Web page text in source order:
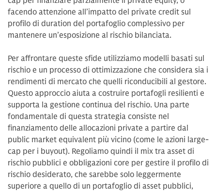
facendo attenzione all’impatto del private credit sul
profilo di duration del portafoglio complessivo per
mantenere un’esposizione al rischio bilanciata.
Per affrontare queste sfide utilizziamo modelli basati sul
rischio e un processo di ottimizzazione che considera sia i
rendimenti di mercato che quelli riconducibili al gestore.
Questo approccio aiuta a costruire portafogli resilienti e
supporta la gestione continua del rischio. Una parte
fondamentale di questa strategia consiste nel
finanziamento delle allocazioni private a partire dal
public market equivalent più vicino (come le azioni large-
cap per i buyout). Regoliamo quindi il mix tra asset di
rischio pubblici e obbligazioni core per gestire il profilo di
rischio desiderato, che sarebbe solo leggermente
superiore a quello di un portafoglio di asset pubblici,